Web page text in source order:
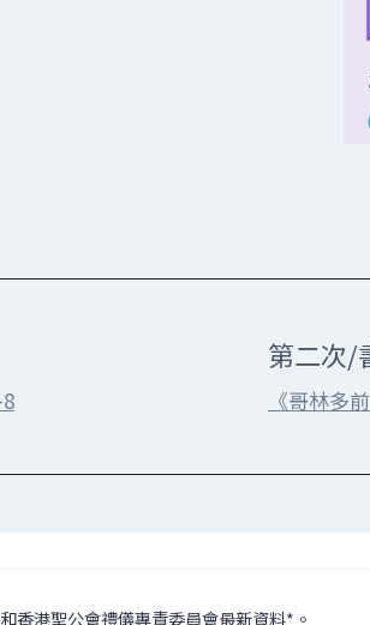
第二次/
《哥林多
香港聖公會禮儀專責委員會最新資料*。